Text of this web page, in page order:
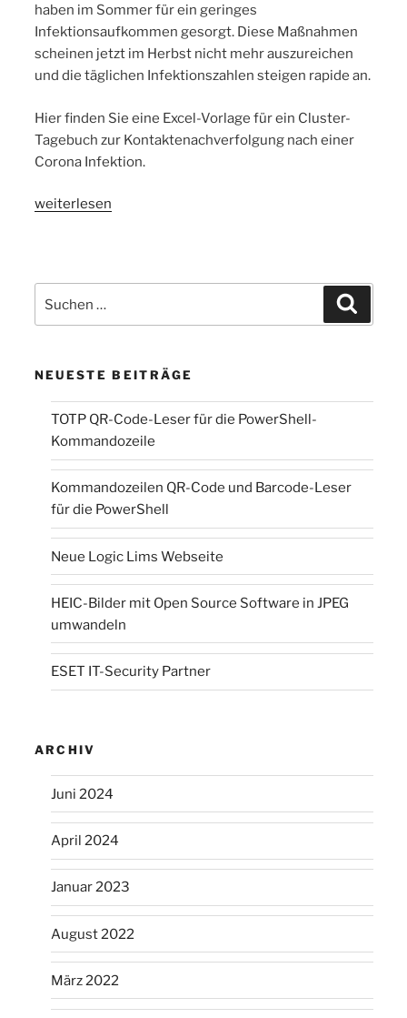
haben im Sommer für ein geringes
Infektionsaufkommen gesorgt. Diese Maßnahmen
scheinen jetzt im Herbst nicht mehr auszureichen
und die täglichen Infektionszahlen steigen rapide an.
Hier finden Sie eine Excel-Vorlage für ein Cluster-
Tagebuch zur Kontaktenachverfolgung nach einer
Corona Infektion.
„Bekämpfung
der
COVID-
weiterlesen
nach:
NEUESTE BEITRÄGE
TOTP QR-Code-Leser für die PowerShell-
Kommandozeile
Kommandozeilen QR-Code und Barcode-Leser
für die PowerShell
Neue Logic Lims Webseite
HEIC-Bilder mit Open Source Software in JPEG
umwandeln
ESET IT-Security Partner
ARCHIV
Juni 2024
April 2024
Januar 2023
August 2022
März 2022